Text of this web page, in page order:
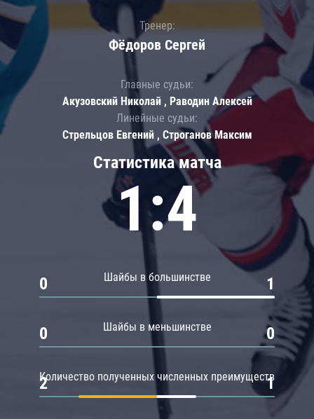
Статистика матча
1:4
Шайбы в большинстве
0 1
Шайбы в меньшинстве
0 0
Количество полученных численных преимуществ
2 1
Тренер:
Фёдоров Сергей
Главные судьи:
Акузовский Николай , Раводин Алексей
Линейные судьи:
Стрельцов Евгений , Строганов Максим